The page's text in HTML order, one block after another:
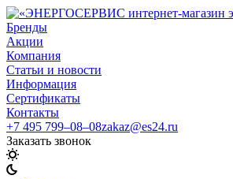
Бренды
Акции
Компания
Статьи и новости
Информация
Сертификаты
Контакты
+7 495 799–08–08zakaz@es24.ru
Заказать звонок